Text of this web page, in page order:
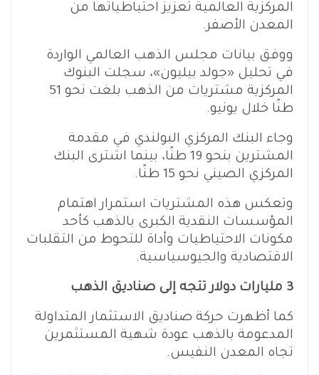
المركزية العالمية تعزيز احتياطياتها من
المعدن الأصفر.
ووفق بيانات مجلس الذهب العالمي الواردة
في تحليل «جولد بيليون»، سجلت البنوك
المركزية مشتريات من الذهب بلغت نحو 51
طنًا خلال يونيو.
وجاء البنك المركزي البولندي في مقدمة
المشترين بنحو 19 طنًا، بينما اشترى البنك
المركزي الصيني نحو 15 طنًا.
وتعكس هذه المشتريات استمرار اهتمام
المؤسسات النقدية الكبرى بالذهب كأحد
مكونات الاحتياطيات وأداة للتحوط من التقلبات
الاقتصادية والجيوسياسية.
3 مليارات دولار تتجه إلى صناديق الذهب
كما أظهرت حركة صناديق الاستثمار المتداولة
المدعومة بالذهب عودة شهية المستثمرين
تجاه المعدن النفيس.